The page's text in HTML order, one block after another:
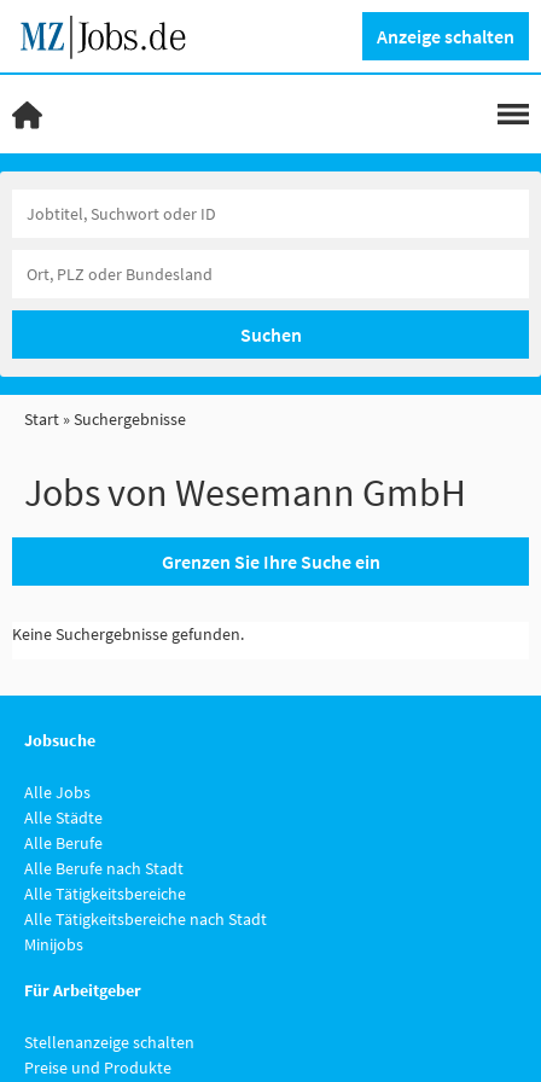
Anzeige schalten
Suchen
Start Suchergebnisse
Jobs von Wesemann GmbH
Grenzen Sie Ihre Suche ein
Keine Suchergebnisse gefunden.
Jobsuche
Alle Jobs
Alle Städte
Alle Berufe
Alle Berufe nach Stadt
Alle Tätigkeitsbereiche
Alle Tätigkeitsbereiche nach Stadt
Minijobs
Für Arbeitgeber
Stellenanzeige schalten
Preise und Produkte